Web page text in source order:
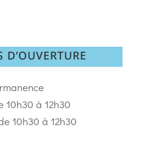
D’OUVERTURE
10h30 à 12h30
10h30 à 12h30